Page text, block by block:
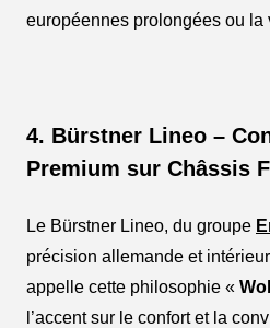
européennes prolongées ou la
4. Bürstner Lineo –
Premium sur Châssis
Le Bürstner Lineo, du groupe
précision allemande et
appelle cette philosophie «
l’accent sur le confort et la